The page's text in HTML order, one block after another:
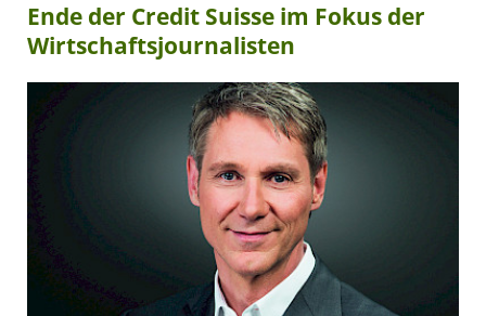
Ende der Credit Suisse im Fokus der
Wirtschaftsjournalisten